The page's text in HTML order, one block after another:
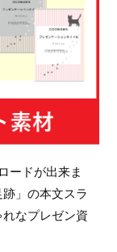
ードが出来ま
」の本文スラ
なプレゼン資